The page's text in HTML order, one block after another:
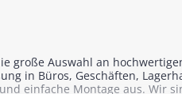
große Auswahl an
in Büros, Geschäften,
einfache Montage aus. Wir